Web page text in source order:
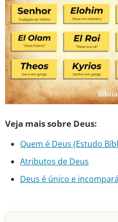
Veja mais sobre Deus:
Quem é Deus (Estudo
Atributos de Deus
Deus é único e